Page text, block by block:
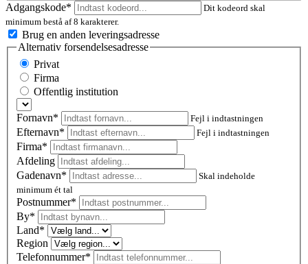
Adgangskode*
Dit kodeord skal
minimum bestå af 8 karakterer.
Brug en anden leveringsadresse
Alternativ forsendelsesadresse
Privat
Firma
Offentlig institution
Fornavn* Fejl i indtastningen
Efternavn* Fejl i indtastningen
Firma*
Afdeling
Gadenavn*
Skal indeholde
minimum ét tal
Postnummer*
By*
Land*
Region
Telefonnummer*